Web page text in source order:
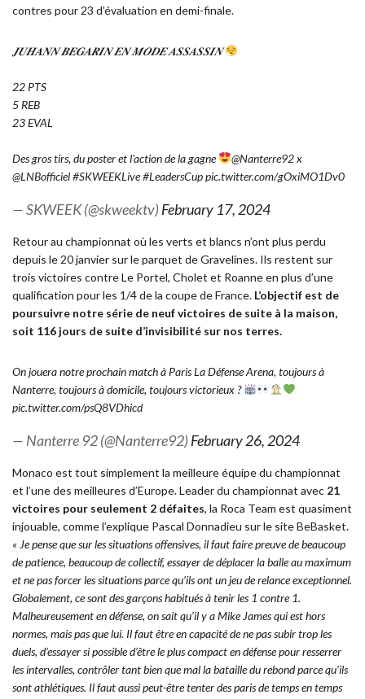
contres pour 23 d’évaluation en demi-finale.
𝑱𝑼𝑯𝑨𝑵𝑵 𝑩𝑬𝑮𝑨𝑹𝑰𝑵 𝑬𝑵 𝑴𝑶𝑫𝑬 𝑨𝑺𝑺𝑨𝑺𝑺𝑰𝑵
22 PTS
5 REB
23 EVAL
Des gros tirs, du poster et l'action de la gagne @Nanterre92x
@LNBofficiel#SKWEEKLive#LeadersCuppic.twitter.com/gOxiMO1Dv0
— SKWEEK (@skweektv)February 17, 2024
Retour au championnat où les verts et blancs n’ont plus perdu
depuis le 20 janvier sur le parquet de Gravelines. Ils restent sur
trois victoires contre Le Portel, Cholet et Roanne en plus d’une
qualification pour les 1/4 de la coupe de France. L’objectif est de
poursuivre notre série de neuf victoires de suite à la maison,
soit 116 jours de suite d’invisibilité sur nos terres.
On jouera notre prochain match à Paris La Défense Arena, toujours à
Nanterre, toujours à domicile, toujours victorieux ?
pic.twitter.com/psQ8VDhicd
— Nanterre 92 (@Nanterre92)February 26, 2024
Monaco est tout simplement la meilleure équipe du championnat
et l’une des meilleures d’Europe. Leader du championnat avec 21
victoires pour seulement 2 défaites, la Roca Team est quasiment
injouable, comme l’explique Pascal Donnadieu sur le siteBeBasket.
« Je pense que sur les situations offensives, il faut faire preuve de beaucoup
de patience, beaucoup de collectif, essayer de déplacer la balle au maximum
et ne pas forcer les situations parce qu’ils ont un jeu de relance exceptionnel.
Globalement, ce sont des garçons habitués à tenir les 1 contre 1.
Malheureusement en défense, on sait qu’il y a Mike James qui est hors
normes, mais pas que lui. Il faut être en capacité de ne pas subir trop les
duels, d’essayer si possible d’être le plus compact en défense pour resserrer
les intervalles, contrôler tant bien que mal la bataille du rebond parce qu’ils
sont athlétiques. Il faut aussi peut-être tenter des paris de temps en temps